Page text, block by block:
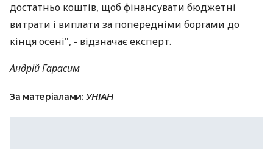
достатньо коштів, щоб фінансувати бюджетні
витрати і виплати за попередніми боргами до
кінця осені", - відзначає експерт.
Андрій Гарасим
За матеріалами: УНІАН